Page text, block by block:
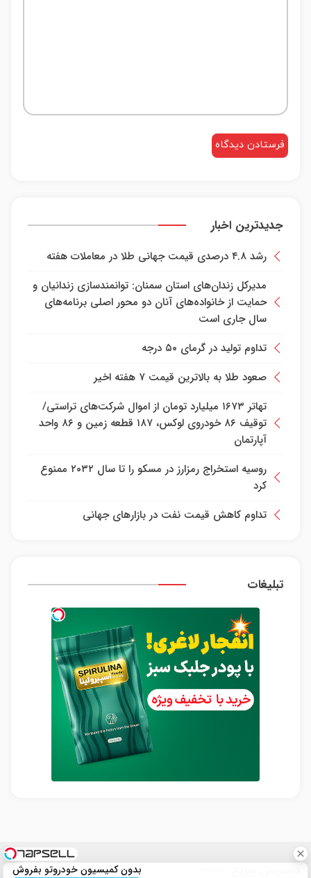
جدیدترین اخبار
رشد ۴.۸ درصدی قیمت جهانی طلا در معاملات هفته
مدیرکل زندان‌های استان سمنان: توانمندسازی زندانیان و
حمایت از خانواده‌های آنان دو محور اصلی برنامه‌های
سال جاری است
تداوم تولید در گرمای ۵۰ درجه
صعود طلا به بالاترین قیمت ۷ هفته اخیر
تهاتر ۱۶۷۳ میلیارد تومان از اموال شرکت‌های تراستی/
توقیف ۸۶ خودروی لوکس، ۱۸۷ قطعه زمین و ۸۶ واحد
آپارتمان
روسیه استخراج رمزارز در مسکو را تا سال ۲۰۳۲ ممنوع
کرد
تداوم کاهش قیمت نفت در بازارهای جهانی
تبلیغات
بدون کمیسیون خودروتو بفروش